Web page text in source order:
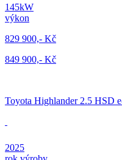
145kW
výkon
829 900,- Kč
849 900,- Kč
Toyota Highlander 2.5 HSD
2025